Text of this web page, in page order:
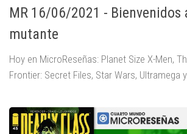
MR 16/06/2021 - Bienvenidos
mutante
Hoy en MicroReseñas: Planet Size X-Men,
Frontier: Secret Files, Star Wars, Ultramega y